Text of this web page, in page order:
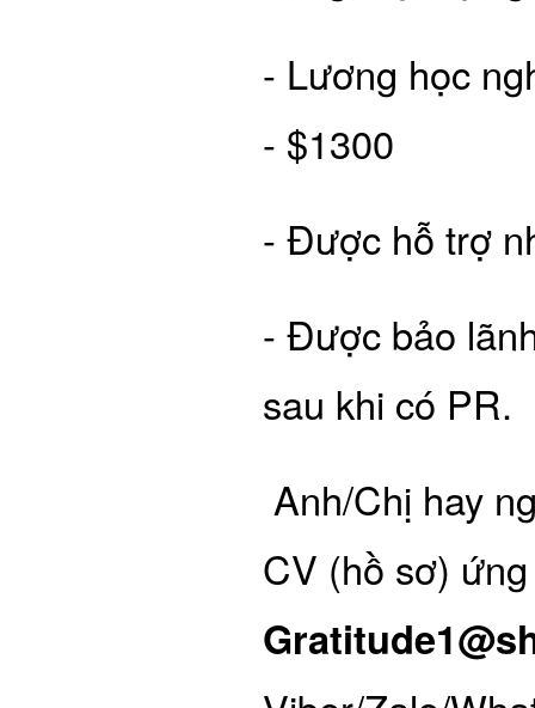
- Lương học
- $1300
- Được hỗ trợ
- Được bảo
sau khi có PR.
Anh/Chị hay
CV (hồ sơ)